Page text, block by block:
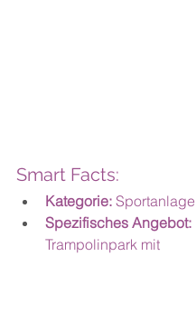
Smart Facts:
Kategorie: Sportanlage
Spezifisches Angebot:
Trampolinpark mit